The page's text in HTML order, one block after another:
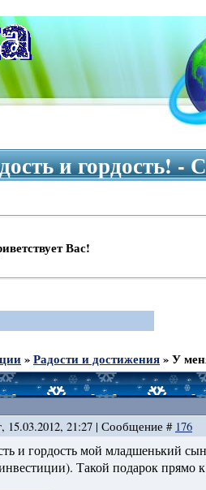
и гордость!
Вас!
»Радости и достижения»У
15.03.2012, 21:27 | Сообщение # 176
и гордость мой младшенький
Такой подарок прямо